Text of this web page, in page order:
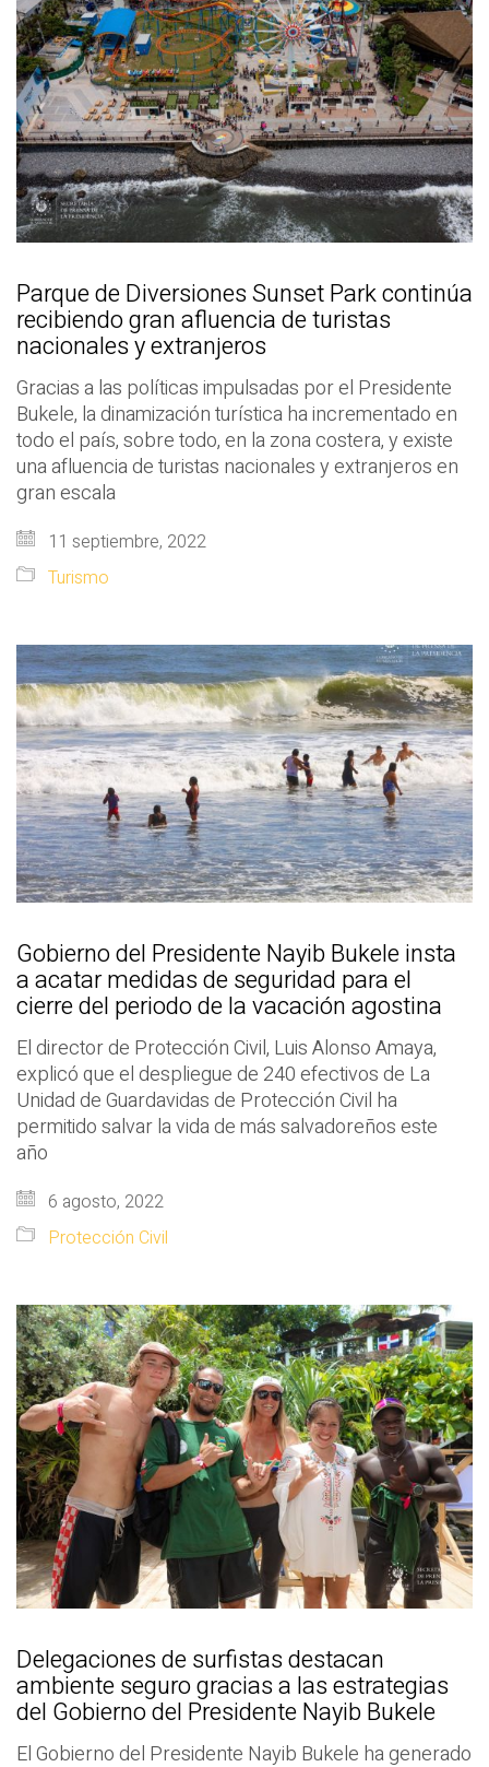
Parque de Diversiones Sunset Park continúa
recibiendo gran afluencia de turistas
nacionales y extranjeros
Gracias a las políticas impulsadas por el Presidente
Bukele, la dinamización turística ha incrementado en
todo el país, sobre todo, en la zona costera, y existe
una afluencia de turistas nacionales y extranjeros en
gran escala
11 septiembre, 2022
Turismo
Gobierno del Presidente Nayib Bukele insta
a acatar medidas de seguridad para el
cierre del periodo de la vacación agostina
El director de Protección Civil, Luis Alonso Amaya,
explicó que el despliegue de 240 efectivos de La
Unidad de Guardavidas de Protección Civil ha
permitido salvar la vida de más salvadoreños este
año
6 agosto, 2022
Protección Civil
Delegaciones de surfistas destacan
ambiente seguro gracias a las estrategias
del Gobierno del Presidente Nayib Bukele
El Gobierno del Presidente Nayib Bukele ha generado